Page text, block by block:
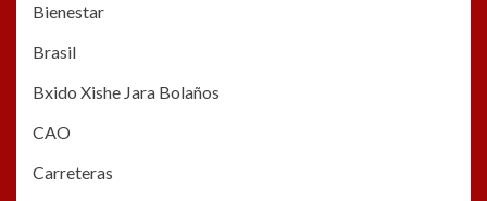
Bienestar
Brasil
Bxido Xishe Jara Bolaños
CAO
Carreteras